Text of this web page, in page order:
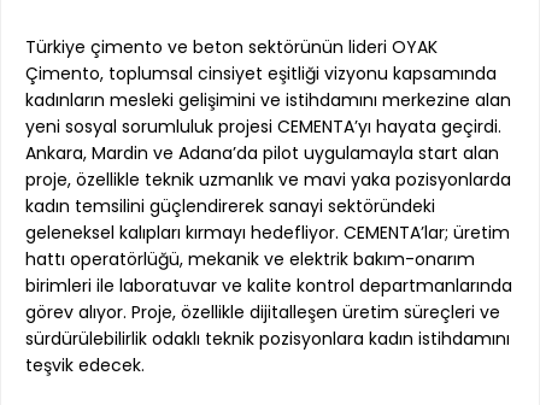
Türkiye çimento ve beton sektörünün lideri OYAK
Çimento, toplumsal cinsiyet eşitliği vizyonu kapsamında
kadınların mesleki gelişimini ve istihdamını merkezine alan
yeni sosyal sorumluluk projesi CEMENTA’yı hayata geçirdi.
Ankara, Mardin ve Adana’da pilot uygulamayla start alan
proje, özellikle teknik uzmanlık ve mavi yaka pozisyonlarda
kadın temsilini güçlendirerek sanayi sektöründeki
geleneksel kalıpları kırmayı hedefliyor. CEMENTA’lar; üretim
hattı operatörlüğü, mekanik ve elektrik bakım-onarım
birimleri ile laboratuvar ve kalite kontrol departmanlarında
görev alıyor. Proje, özellikle dijitalleşen üretim süreçleri ve
sürdürülebilirlik odaklı teknik pozisyonlara kadın istihdamını
teşvik edecek.